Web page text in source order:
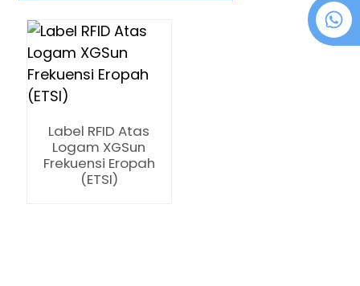
Label RFID Atas
Logam XGSun
Frekuensi Eropah
(ETSI)